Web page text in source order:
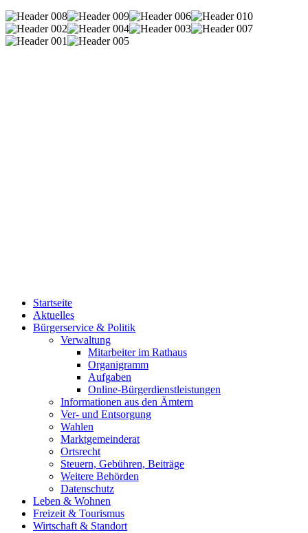
Startseite
Aktuelles
Bürgerservice & Politik
Verwaltung
Mitarbeiter im Rathaus
Organigramm
Aufgaben
Online-Bürgerdienstleistungen
Informationen aus den Ämtern
Ver- und Entsorgung
Wahlen
Marktgemeinderat
Ortsrecht
Steuern, Gebühren, Beiträge
Weitere Behörden
Datenschutz
Leben & Wohnen
Freizeit & Tourismus
Wirtschaft & Standort